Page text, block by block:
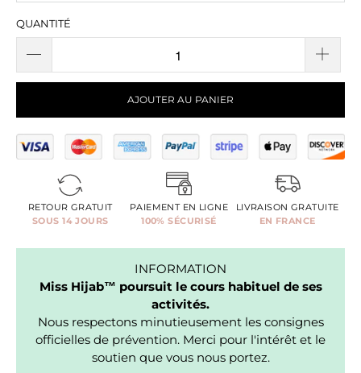
QUANTITÉ
AJOUTER AU PANIER
RETOUR GRATUIT
SOUS 14 JOURS
PAIEMENT EN LIGNE
100% SÉCURISÉ
LIVRAISON GRATUITE
EN FRANCE
INFORMATION
Miss Hijab™ poursuit le cours habituel de ses
activités.
Nous respectons minutieusement les consignes
officielles de prévention. Merci pour l'intérêt et le
soutien que vous nous portez.